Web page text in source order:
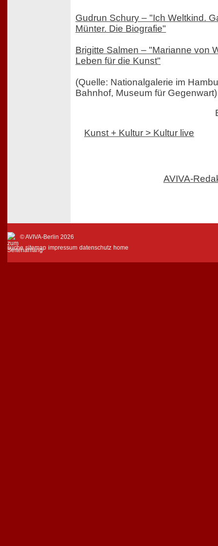
Gudrun Schury – "Ich Weltkind.
Münter. Die Biografie"
Brigitte Salmen – "Marianne von
Leben für die Kunst"
(Quelle: Nationalgalerie im
Bahnhof, Museum für Gegenwart)
Kunst + Kultur > Kultur live
AVIVA-
© AVIVA-Berlin 2026
suche sitemap impressum datenschutz home